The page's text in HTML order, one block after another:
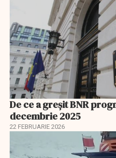
De ce a greșit BNR
decembrie 2025
22 FEBRUARIE 2026